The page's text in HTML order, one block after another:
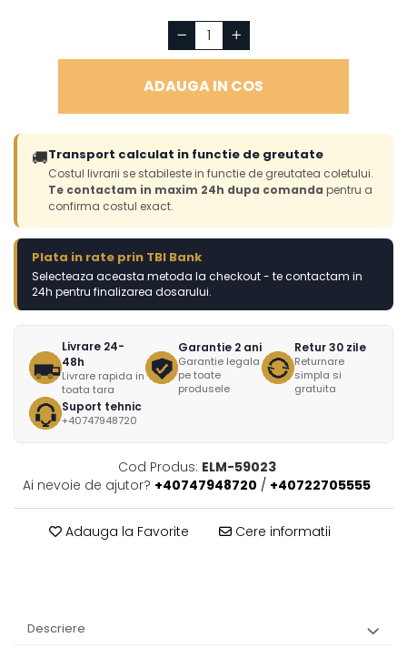
ADAUGA IN COS
🚚Transport calculat in functie de greutate
Costul livrarii se stabileste in functie de greutatea coletului.
Te contactam in maxim 24h dupa comanda pentru a
confirma costul exact.
Plata in rate prin TBI Bank
Selecteaza aceasta metoda la checkout - te contactam in
24h pentru finalizarea dosarului.
Livrare 24-
48h
Livrare rapida in
toata tara
Garantie 2 ani
Garantie legala
pe toate
produsele
Retur 30 zile
Returnare
simpla si
gratuita
Suport tehnic
+40747948720
Cod Produs: ELM-59023
Ai nevoie de ajutor? +40747948720 / +40722705555
Adauga la Favorite Cere informatii
Descriere